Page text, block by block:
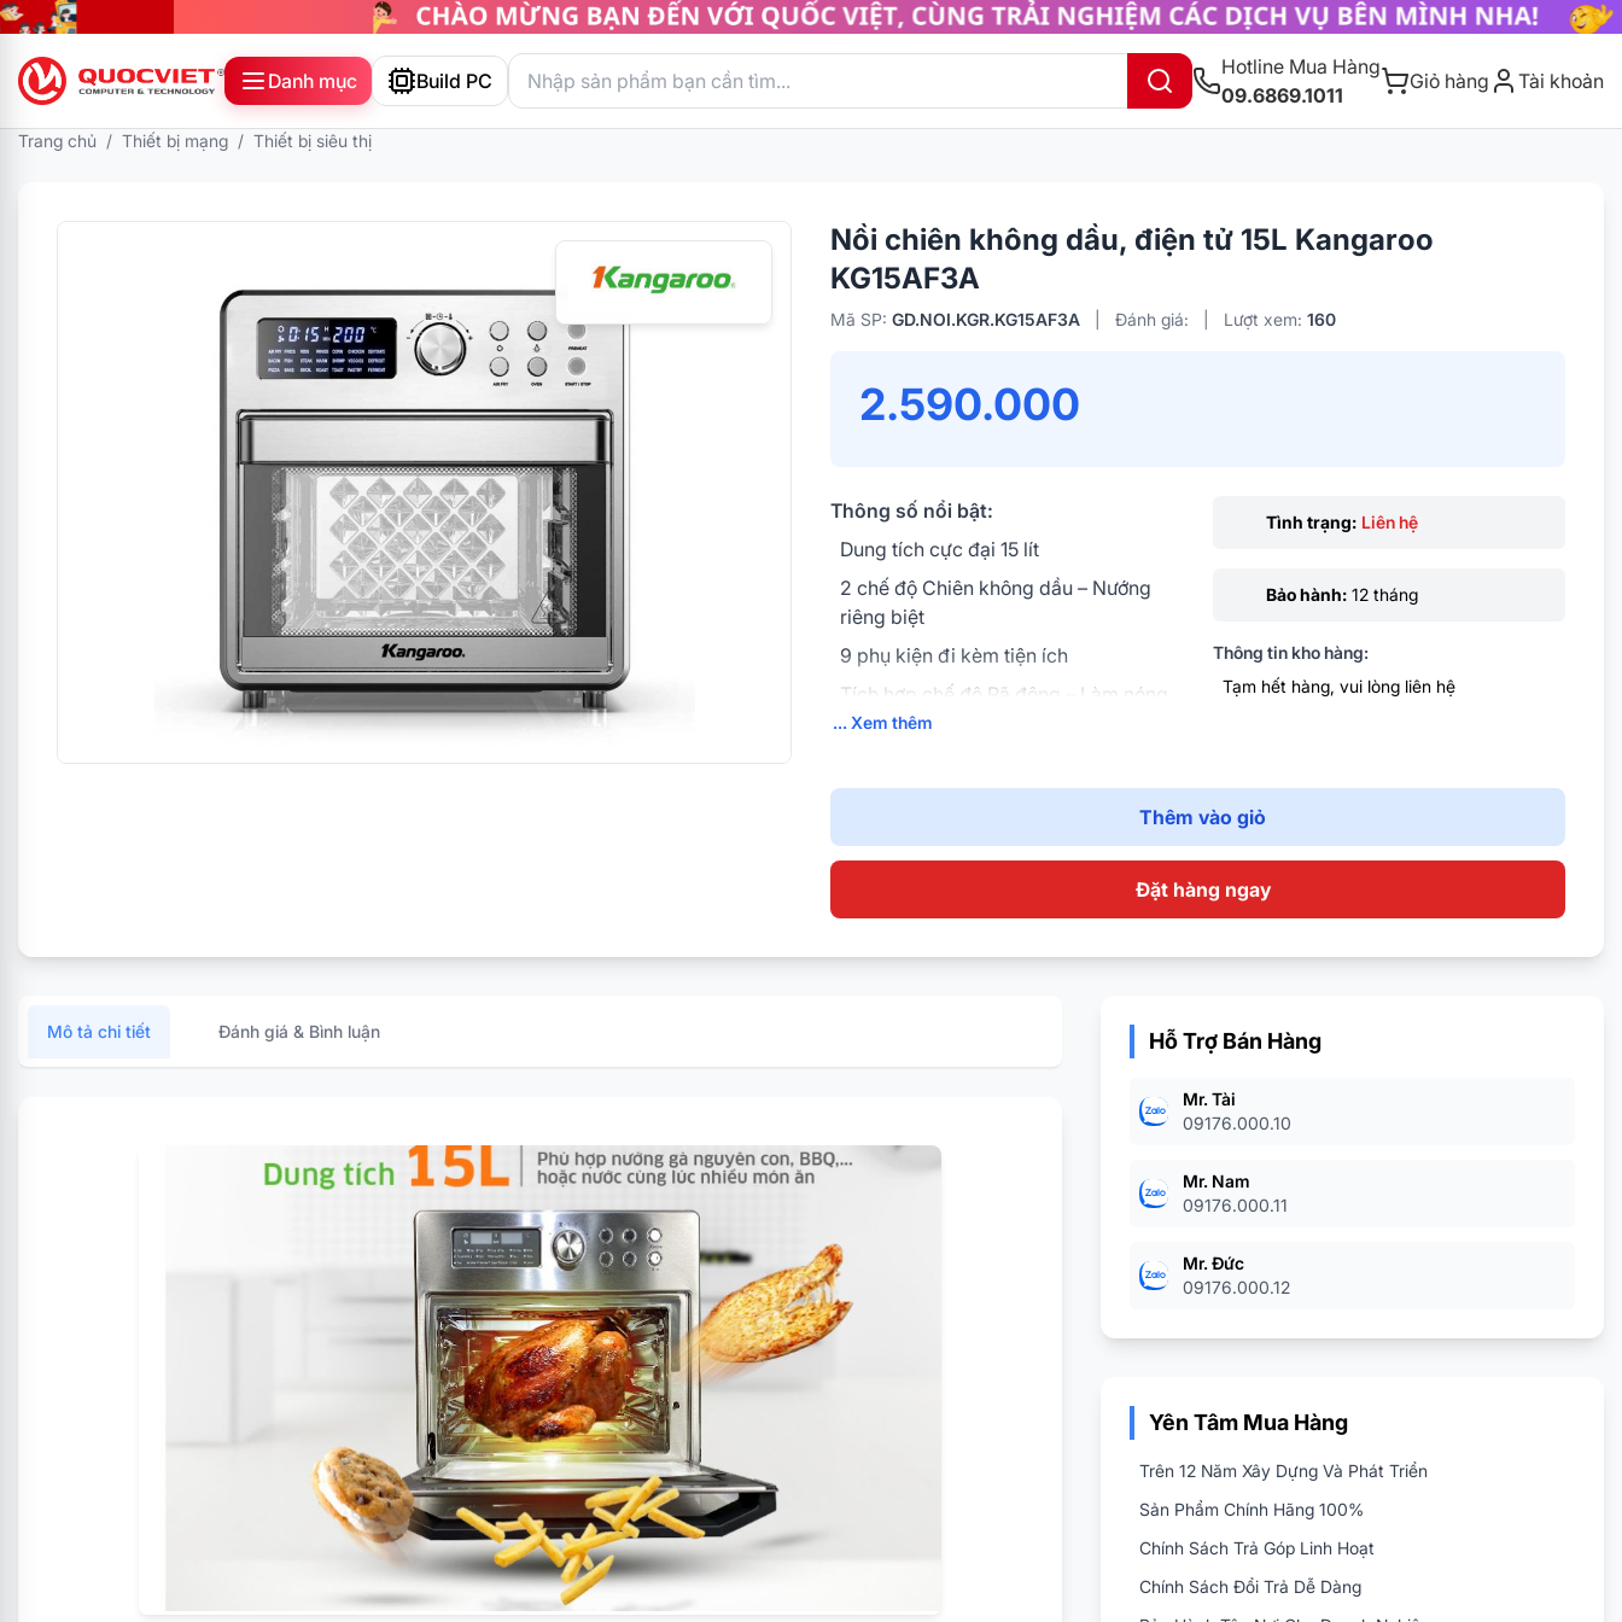
Danh mục Build PC
Hotline Mua Hàng
09.6869.1011
Giỏ hàng Tài khoản
Trang chủ / Thiết bị mạng / Thiết bị siêu thị
Nồi chiên không dầu, điện tử 15L Kangaroo
KG15AF3A
Mã SP: GD.NOI.KGR.KG15AF3A Đánh giá: Lượt xem: 160
2.590.000
Thông số nổi bật:
Dung tích cực đại 15 lít
2 chế độ Chiên không dầu – Nướng
riêng biệt
9 phụ kiện đi kèm tiện ích
Tích hợp chế độ Rã đông – Làm nóng
Thanh nhiệt kép trên dưới giúp chín
nhiệt
... Xem thêm
Tình trạng: Liên hệ
Bảo hành:12 tháng
Thông tin kho hàng:
Tạm hết hàng, vui lòng liên hệ
Thêm vào giỏ
Đặt hàng ngay
Mô tả chi tiết Đánh giá & Bình luận Hỗ Trợ Bán Hàng
Mr. Tài
09176.000.10
Mr. Nam
09176.000.11
Mr. Đức
09176.000.12
Yên Tâm Mua Hàng
Trên 12 Năm Xây Dựng Và Phát Triển
Sản Phẩm Chính Hãng 100%
Chính Sách Trả Góp Linh Hoạt
Chính Sách Đổi Trả Dễ Dàng